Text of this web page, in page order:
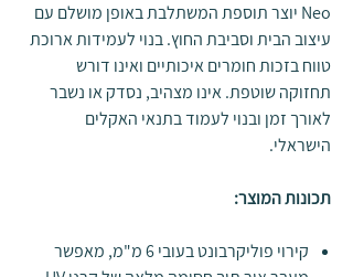
Neo יוצר תוספת המשתלבת באופן מושלם עם
עיצוב הבית וסביבת החוץ. בנוי לעמידות ארוכת
טווח בזכות חומרים איכותיים ואינו דורש
תחזוקה שוטפת. אינו מצהיב, נסדק או נשבר
לאורך זמן ובנוי לעמוד בתנאי האקלים
הישראלי.
תכונות המוצר:
קירוי פוליקרבונט בעובי 6 מ"מ, מאפשר